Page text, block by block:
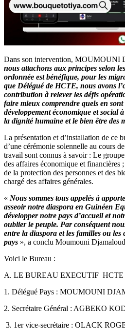
Dans son intervention, MOUMOUNI
nous attachons aux principes selon
ordonnée est bénéfique, pour les
que Délégué de HCTE, nous avons
contribution à relever les défis
faire mieux comprendre quels en
développement économique et social
la dignité humaine et le bien être des
La présentation et d’installation de ce
d’une cérémonie solennelle au cours
travail sont connus à savoir : Le
des affaires économique et financières
de la protection des personnes et des
chargé des affaires générales.
« Nous sommes tous appelés à
asseoir notre diaspora en Guinéen
développer notre pays d’accueil et
oublier le peuple. Par conséquent
entre la diaspora et les familles ou les
pays », a conclu Moumouni
Voici le Bureau :
A. LE BUREAU EXECUTIF HCTE
1. Délégué Pays : MOUMOUNI
2. Secrétaire Général : AGBEKO
3. 1er vice-secrétaire : OLACK